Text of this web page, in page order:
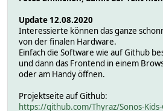
Update 12.08.2020
Interessierte können das ganze
von der finalen Hardware.
Einfach die Software wie auf Github
und dann das Frontend in einem
oder am Handy öffnen.
Projektseite auf Github:
https://github.com/Thyraz/Sonos-